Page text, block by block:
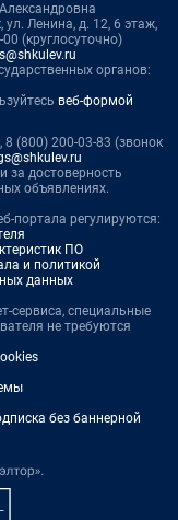
Ленина, д. 12, 6 этаж,
(круглосуточно)
органов:
веб-формой
(800) 200-03-83 (звонок
за достоверность
объявлениях.
портала регулируются:
ПО
и политикой
данных
сервиса, специальные
не требуются
без баннерной